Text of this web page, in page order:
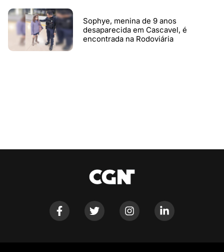
Sophye, menina de 9 anos
desaparecida em Cascavel, é
encontrada na Rodoviária